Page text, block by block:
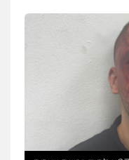
עורכי דין לענייני
תעבורה